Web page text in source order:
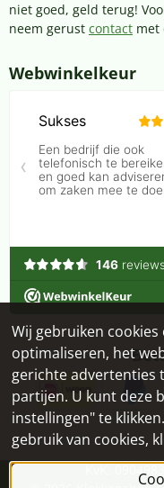
niet goed, geld terug!
neem gerust contact met
Webwinkelkeur
KvK:
Wij gebruiken
optimaliseren, het
gerichte advertenties
partijen. U kunt deze
instellingen" te
gebruik van cookies,